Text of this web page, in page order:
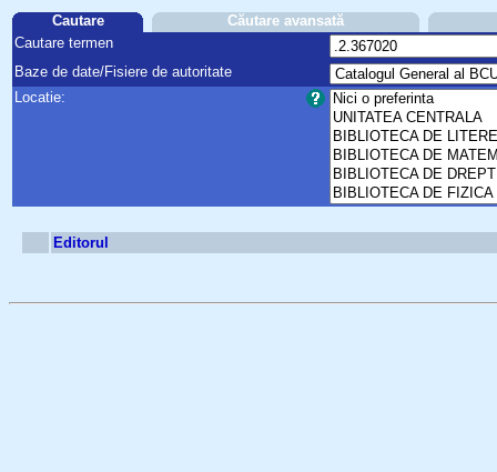
Cautare
Căutare avansată
Cautare termen
Baze de date/Fisiere de autoritate
Locatie:
Editorul